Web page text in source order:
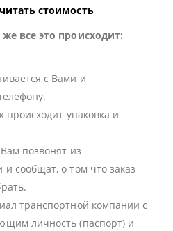
стоимость
все это происходит:
с Вами и
происходит упаковка и
позвонят из
сообщат, о том что заказ
транспортной компании с
личность (паспорт) и